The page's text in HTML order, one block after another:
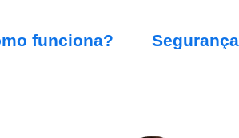
funciona? Segurança